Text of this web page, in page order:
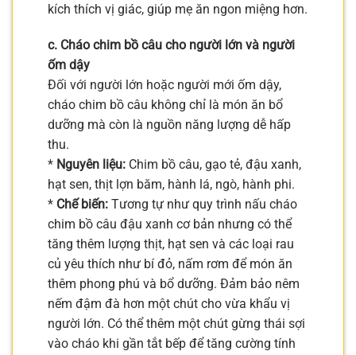
kích thích vị giác, giúp mẹ ăn ngon miệng hơn.
c. Cháo chim bồ câu cho người lớn và người
ốm dậy
Đối với người lớn hoặc người mới ốm dậy,
cháo chim bồ câu không chỉ là món ăn bổ
dưỡng mà còn là nguồn năng lượng dễ hấp
thu.
* Nguyên liệu: Chim bồ câu, gạo tẻ, đậu xanh,
hạt sen, thịt lợn băm, hành lá, ngò, hành phi.
* Chế biến: Tương tự như quy trình nấu cháo
chim bồ câu đậu xanh cơ bản nhưng có thể
tăng thêm lượng thịt, hạt sen và các loại rau
củ yêu thích như bí đỏ, nấm rơm để món ăn
thêm phong phú và bổ dưỡng. Đảm bảo nêm
nếm đậm đà hơn một chút cho vừa khẩu vị
người lớn. Có thể thêm một chút gừng thái sợi
vào cháo khi gần tắt bếp để tăng cường tính